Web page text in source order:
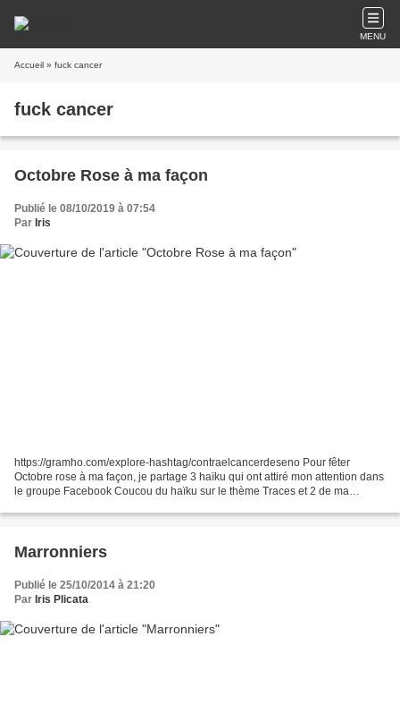
MENU
Accueil » fuck cancer
fuck cancer
Octobre Rose à ma façon
Publié le 08/10/2019 à 07:54
Par Iris
https://gramho.com/explore-hashtag/contraelcancerdeseno Pour fêter
Octobre rose à ma façon, je partage 3 haïku qui ont attiré mon attention dans
le groupe Facebook Coucou du haïku sur le thème Traces et 2 de ma
Marronniers
Publié le 25/10/2014 à 21:20
Par Iris Plicata